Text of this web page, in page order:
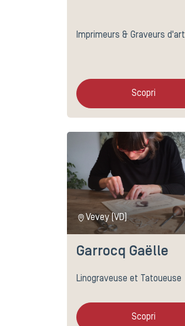
Imprimeurs & Graveurs d'art
Scopri
Vevey (VD)
Garrocq Gaëlle
Linograveuse et Tatoueuse
Scopri